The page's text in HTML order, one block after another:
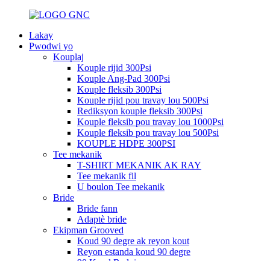
Lakay
Pwodwi yo
Kouplaj
Kouple rijid 300Psi
Kouple Ang-Pad 300Psi
Kouple fleksib 300Psi
Kouple rijid pou travay lou 500Psi
Rediksyon kouple fleksib 300Psi
Kouple fleksib pou travay lou 1000Psi
Kouple fleksib pou travay lou 500Psi
KOUPLE HDPE 300PSI
Tee mekanik
T-SHIRT MEKANIK AK RAY
Tee mekanik fil
U boulon Tee mekanik
Bride
Bride fann
Adaptè bride
Ekipman Grooved
Koud 90 degre ak reyon kout
Reyon estanda koud 90 degre